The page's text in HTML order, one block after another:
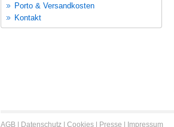
Porto & Versandkosten
Kontakt
AGB Datenschutz Cookies Presse Impressum